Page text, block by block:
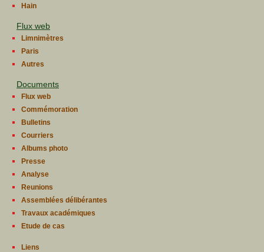
Hain
Flux web
Limnimètres
Paris
Autres
Documents
Flux web
Commémoration
Bulletins
Courriers
Albums photo
Presse
Analyse
Reunions
Assemblées délibérantes
Travaux académiques
Etude de cas
Liens